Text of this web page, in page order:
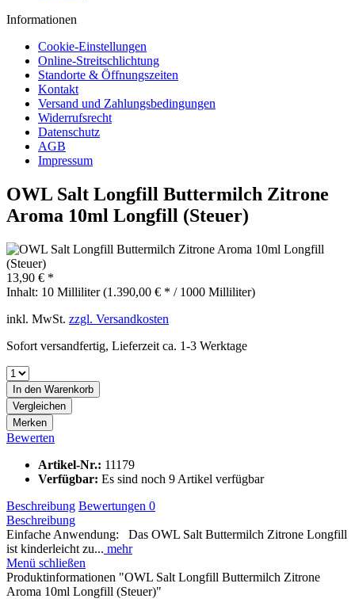
Informationen
Cookie-Einstellungen
Online-Streitschlichtung
Standorte & Öffnungszeiten
Kontakt
Versand und Zahlungsbedingungen
Widerrufsrecht
Datenschutz
AGB
Impressum
OWL Salt Longfill Buttermilch Zitrone
Aroma 10ml Longfill (Steuer)
13,90 € *
Inhalt: 10 Milliliter (1.390,00 € * / 1000 Milliliter)
inkl. MwSt. zzgl. Versandkosten
Sofort versandfertig, Lieferzeit ca. 1-3 Werktage
In den Warenkorb
Vergleichen
Merken
Bewerten
Artikel-Nr.: 11179
Verfügbar: Es sind noch 9 Artikel verfügbar
Beschreibung Bewertungen 0
Beschreibung
Einfache Anwendung: Das OWL Salt Buttermilch Zitrone Longfill
ist kinderleicht zu... mehr
Menü schließen
Produktinformationen "OWL Salt Longfill Buttermilch Zitrone
Aroma 10ml Longfill (Steuer)"